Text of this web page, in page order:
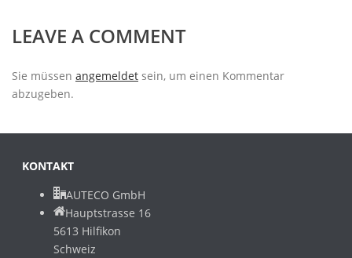
LEAVE A COMMENT
Sie müssen angemeldet sein, um einen Kommentar
abzugeben.
KONTAKT
AUTECO GmbH
Hauptstrasse 16
5613 Hilfikon
Schweiz